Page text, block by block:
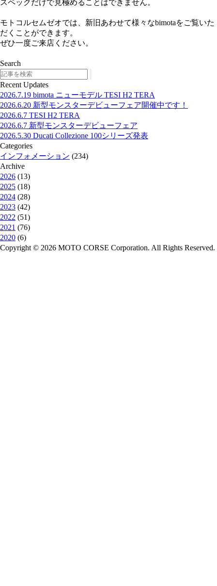
スペックだけで見極めることはできません。
モトコルセムゼオでは、新旧あわせて様々なbimotaをご覧いた
だくことができます。
ぜひ一度ご来店ください。
Search
Search
Recent Updates
2026.7.19 bimota ニューモデル TESI H2 TERA
2026.6.20 新型モンスターデビューフェア開催中です！
2026.6.7 TESI H2 TERA
2026.6.7 新型モンスターデビューフェア
2026.5.30 Ducati Collezione 100シリーズ発表
Categories
インフォメーション (234)
Archive
2026 (13)
2025 (18)
2024 (28)
2023 (42)
2022 (51)
2021 (76)
2020 (6)
Copyright © 2026 MOTO CORSE Corporation. All Rights Reserved.